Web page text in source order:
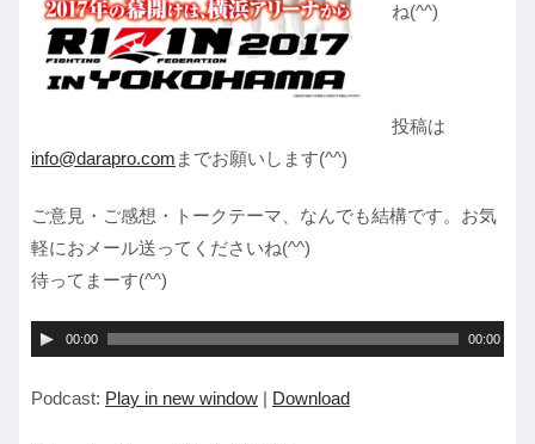
ね(^^)
投稿は
info@darapro.com までお願いします(^^)
ご意見・ご感想・トークテーマ、なんでも結構です。お気
軽におメール送ってくださいね(^^)
待ってまーす(^^)
音
プ
00:00 00:00
Podcast: Play in new window | Download